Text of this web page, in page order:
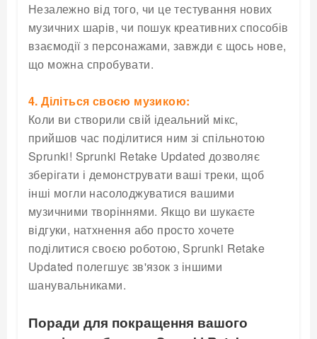
Незалежно від того, чи це тестування нових
музичних шарів, чи пошук креативних способів
взаємодії з персонажами, завжди є щось нове,
що можна спробувати.
4. Діліться своєю музикою:
Коли ви створили свій ідеальний мікс,
прийшов час поділитися ним зі спільнотою
Sprunki! Sprunki Retake Updated дозволяє
зберігати і демонструвати ваші треки, щоб
інші могли насолоджуватися вашими
музичними творіннями. Якщо ви шукаєте
відгуки, натхнення або просто хочете
поділитися своєю роботою, Sprunki Retake
Updated полегшує зв'язок з іншими
шанувальниками.
Поради для покращення вашого